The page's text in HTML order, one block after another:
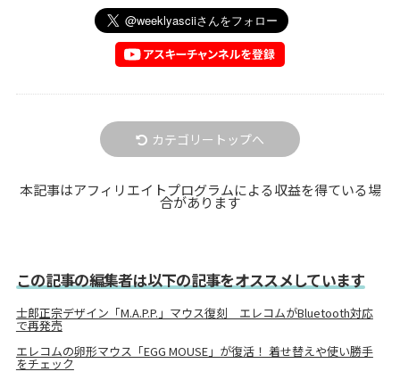
カテゴリートップへ
本記事はアフィリエイトプログラムによる収益を得ている場
合があります
この記事の編集者は以下の記事をオススメしています
士郎正宗デザイン「M.A.P.P.」マウス復刻 エレコムがBluetooth対応
で再発売
エレコムの卵形マウス「EGG MOUSE」が復活！ 着せ替えや使い勝手
をチェック